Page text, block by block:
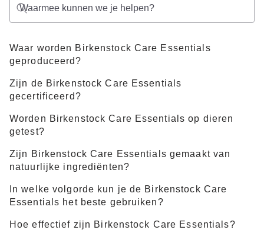
Waar worden Birkenstock Care Essentials
geproduceerd?
Zijn de Birkenstock Care Essentials
gecertificeerd?
Worden Birkenstock Care Essentials op dieren
getest?
Zijn Birkenstock Care Essentials gemaakt van
natuurlijke ingrediënten?
In welke volgorde kun je de Birkenstock Care
Essentials het beste gebruiken?
Hoe effectief zijn Birkenstock Care Essentials?